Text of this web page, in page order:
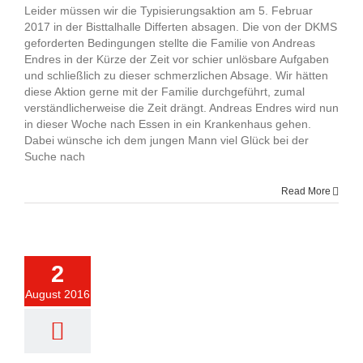
Leider müssen wir die Typisierungsaktion am 5. Februar
2017 in der Bisttalhalle Differten absagen. Die von der DKMS
geforderten Bedingungen stellte die Familie von Andreas
Endres in der Kürze der Zeit vor schier unlösbare Aufgaben
und schließlich zu dieser schmerzlichen Absage. Wir hätten
diese Aktion gerne mit der Familie durchgeführt, zumal
verständlicherweise die Zeit drängt. Andreas Endres wird nun
in dieser Woche nach Essen in ein Krankenhaus gehen.
Dabei wünsche ich dem jungen Mann viel Glück bei der
Suche nach
Read More
2
August 2016